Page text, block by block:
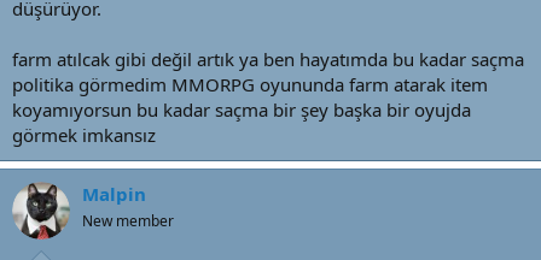
düşürüyor.
farm atılcak gibi değil artık ya ben hayatımda bu kadar saçma
politika görmedim MMORPG oyununda farm atarak item
koyamıyorsun bu kadar saçma bir şey başka bir oyujda
görmek imkansız
Malpin
New member